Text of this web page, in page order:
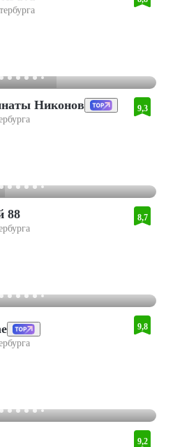
Никонов 9,3
88 8,7
9,8
9,2